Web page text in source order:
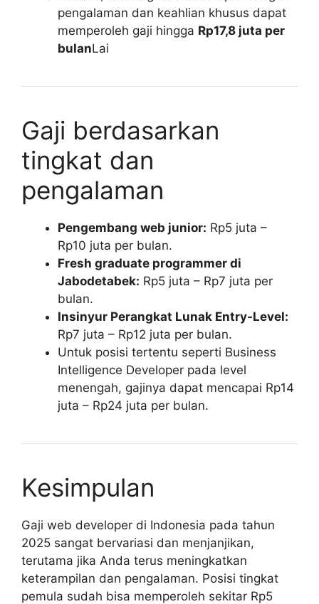
pengalaman dan keahlian khusus dapat
memperoleh gaji hingga Rp17,8 juta per
bulanLai
Gaji berdasarkan
tingkat dan
pengalaman
Pengembang web junior: Rp5 juta –
Rp10 juta per bulan.
Fresh graduate programmer di
Jabodetabek: Rp5 juta – Rp7 juta per
bulan.
Insinyur Perangkat Lunak Entry-Level:
Rp7 juta – Rp12 juta per bulan.
Untuk posisi tertentu seperti Business
Intelligence Developer pada level
menengah, gajinya dapat mencapai Rp14
juta – Rp24 juta per bulan.
Kesimpulan
Gaji web developer di Indonesia pada tahun
2025 sangat bervariasi dan menjanjikan,
terutama jika Anda terus meningkatkan
keterampilan dan pengalaman. Posisi tingkat
pemula sudah bisa memperoleh sekitar Rp5